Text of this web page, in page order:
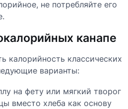
не потребляйте его
канапе
калорийность классических
варианты:
на фету или мягкий творог
вместо хлеба как основу